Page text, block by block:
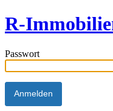
R-
Passwort